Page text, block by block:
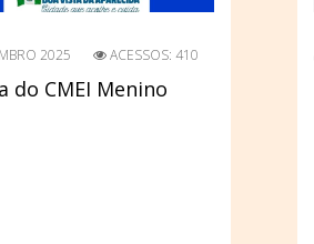
2025 ACESSOS: 410
do CMEI Menino